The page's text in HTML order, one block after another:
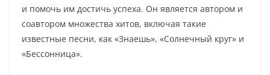
и помочь им достичь успеха. Он является автором и
соавтором множества хитов, включая такие
известные песни, как «Знаешь», «Солнечный круг» и
«Бессонница».